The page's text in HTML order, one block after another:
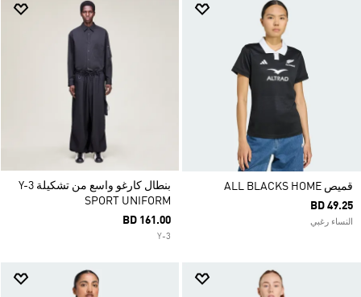
قميص ALL BLACKS HOME
BD 49.25
النساء رغبي
بنطال كارغو واسع من تشكيلة Y-3
SPORT UNIFORM
BD 161.00
Y-3